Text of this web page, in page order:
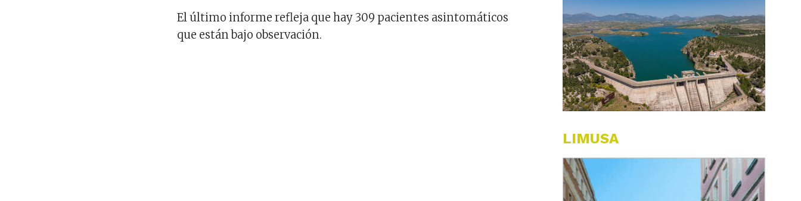
El último informe refleja que hay 309 pacientes asintomáticos
que están bajo observación.
LIMUSA